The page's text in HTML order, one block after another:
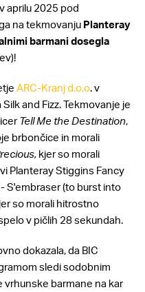
aprilu 2025 pod
na tekmovanju Planteray
barmani dosegla
ARC-Kranj d.o.o. v
and Fizz. Tekmovanje je
Tell Me the Destination,
brbončice in morali
kjer so morali
Planteray Stiggins Fancy
S'embraser (to burst into
so morali hitrostno
v pičlih 28 sekundah.
dokazala, da BIC
sledi sodobnim
barmane na kar